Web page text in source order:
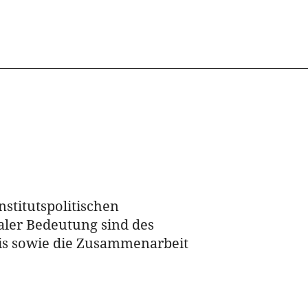
Bedeutung sind des
sowie die Zusammenarbeit